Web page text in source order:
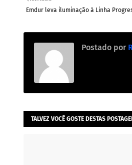
Emdur leva iluminação à Linha
Postado por
TALVEZ VOCÊ GOSTE DESTAS